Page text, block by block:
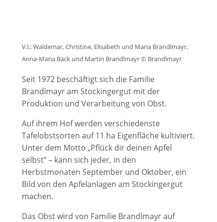
V.l.: Waldemar, Christine, Elisabeth und Maria Brandlmayr,
Anna-Maria Bäck und Martin Brandlmayr © Brandlmayr
Seit 1972 beschäftigt sich die Familie
Brandlmayr am Stockingergut mit der
Produktion und Verarbeitung von Obst.
Auf ihrem Hof werden verschiedenste
Tafelobstsorten auf 11 ha Eigenfläche kultiviert.
Unter dem Motto „Pflück dir deinen Apfel
selbst“ – kann sich jeder, in den
Herbstmonaten September und Oktober, ein
Bild von den Apfelanlagen am Stockingergut
machen.
Das Obst wird von Familie Brandlmayr auf